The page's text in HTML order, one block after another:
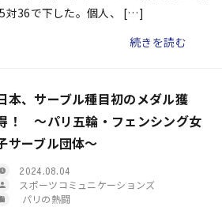
対36で下した。個人、 […]
続きを読む
本、サーブル種目初のメダル獲
！ 〜パリ五輪・フェンシング女
サーブル団体〜
2024.08.04
スポーツコミュニケーションズ
パリの熱闘